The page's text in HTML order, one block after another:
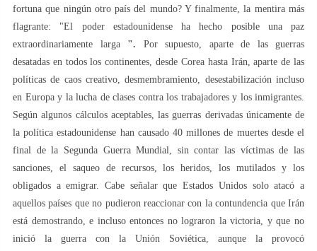
fortuna que ningún otro país del mundo? Y finalmente, la mentira más
flagrante: "El poder estadounidense ha hecho posible una paz
extraordinariamente larga ". Por supuesto, aparte de las guerras
desatadas en todos los continentes, desde Corea hasta Irán, aparte de las
políticas de caos creativo, desmembramiento, desestabilización incluso
en Europa y la lucha de clases contra los trabajadores y los inmigrantes.
Según algunos cálculos aceptables, las guerras derivadas únicamente de
la política estadounidense han causado 40 millones de muertes desde el
final de la Segunda Guerra Mundial, sin contar las víctimas de las
sanciones, el saqueo de recursos, los heridos, los mutilados y los
obligados a emigrar. Cabe señalar que Estados Unidos solo atacó a
aquellos países que no pudieron reaccionar con la contundencia que Irán
está demostrando, e incluso entonces no lograron la victoria, y que no
inició la guerra con la Unión Soviética, aunque la provocó